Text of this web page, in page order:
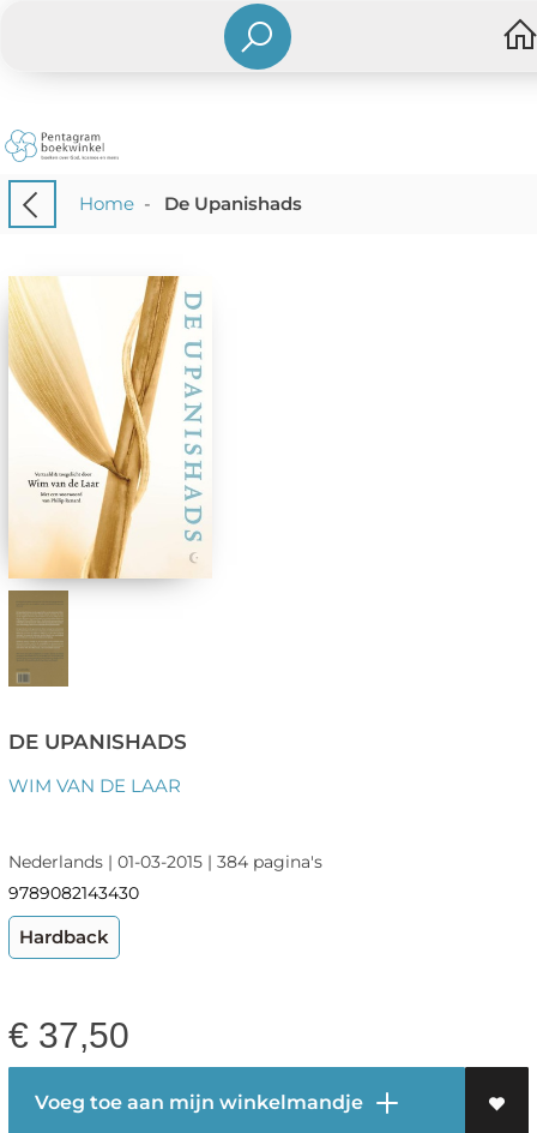
Home- De Upanishads
DE UPANISHADS
WIM VAN DE LAAR
Nederlands | 01-03-2015 | 384 pagina's
9789082143430
Hardback
€ 37,50
Voeg toe aan mijn winkelmandje